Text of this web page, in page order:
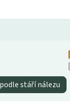
stáří nálezu